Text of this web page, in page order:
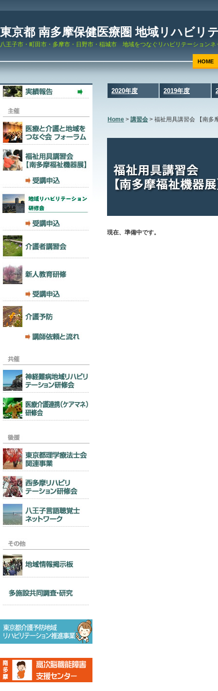
東京都 南多摩保健医療圏 地域リハビリ
八王子市・町田市・多摩市・日野市・稲城市 地域をつなぐリハビリテーションネ
HOME
2020年度 2019年度
Home > 講習会 > 福祉用具講習会 【南多
現在、準備中です。